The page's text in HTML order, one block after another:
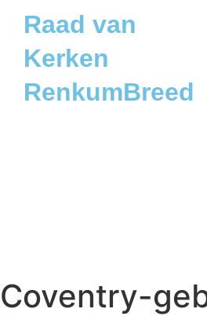
Raad van
Kerken
RenkumBreed
Coventry-